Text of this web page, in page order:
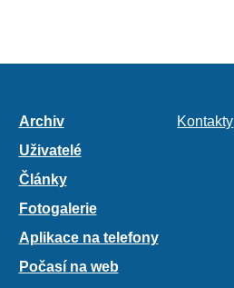
Archiv
Uživatelé
Články
Fotogalerie
Aplikace na telefony
Počasí na web
Kontakty